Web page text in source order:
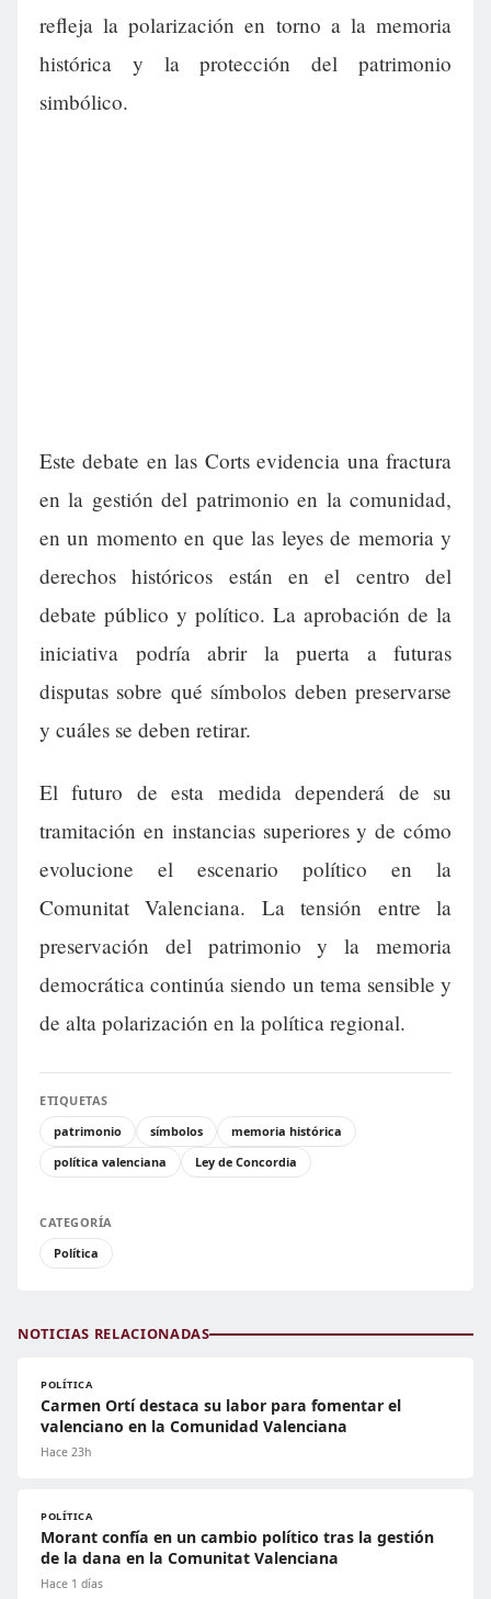
refleja la polarización en torno a la memoria
histórica y la protección del patrimonio
simbólico.
Este debate en las Corts evidencia una fractura
en la gestión del patrimonio en la comunidad,
en un momento en que las leyes de memoria y
derechos históricos están en el centro del
debate público y político. La aprobación de la
iniciativa podría abrir la puerta a futuras
disputas sobre qué símbolos deben preservarse
y cuáles se deben retirar.
El futuro de esta medida dependerá de su
tramitación en instancias superiores y de cómo
evolucione el escenario político en la
Comunitat Valenciana. La tensión entre la
preservación del patrimonio y la memoria
democrática continúa siendo un tema sensible y
de alta polarización en la política regional.
ETIQUETAS
patrimonio
símbolos
memoria histórica
política valenciana
Ley de Concordia
CATEGORÍA
Política
NOTICIAS RELACIONADAS
POLÍTICA
Carmen Ortí destaca su labor para fomentar el
valenciano en la Comunidad Valenciana
Hace 23h
POLÍTICA
Morant confía en un cambio político tras la gestión
de la dana en la Comunitat Valenciana
Hace 1 días